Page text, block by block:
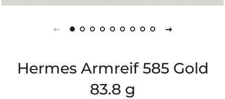
Hermes Armreif 585 Gold
83.8 g